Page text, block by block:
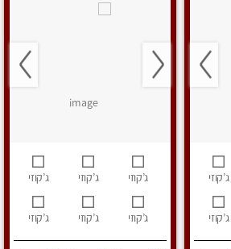
ג’קוזי
ג’קוזי
ג’קוזי ג’קוזי ג’קוזי
ג’קוזי ג’קוזי ג’קוזי